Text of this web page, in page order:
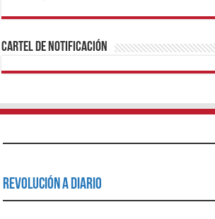
1xbetBetturkeyBetistKralbetSupertotobet
https://mvbcasino.com/
Cartel de Notificación
Revolución a Diario